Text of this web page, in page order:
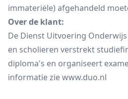
immateriële) afgehandeld
Over de klant:
De Dienst Uitvoering
en scholieren verstrekt
diploma's en organiseert
informatie zie www.duo.nl